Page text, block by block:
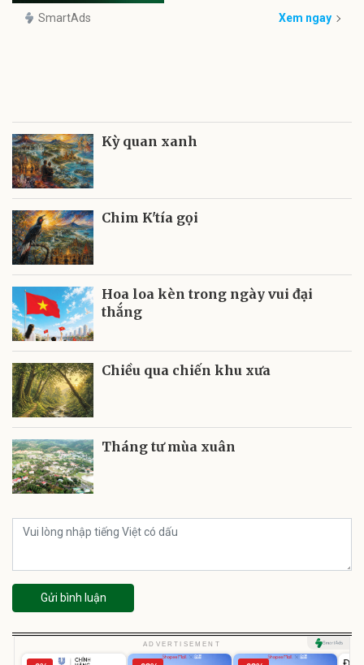
SmartAds Xem ngay
Kỳ quan xanh
Chim K'tía gọi
Hoa loa kèn trong ngày vui đại
thắng
Chiều qua chiến khu xưa
Tháng tư mùa xuân
Gửi bình luận
ADVERTISEMENT